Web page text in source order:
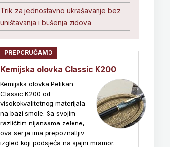
Trik za jednostavno ukrašavanje bez
uništavanja i bušenja zidova
PREPORUČAMO
Kemijska olovka Classic K200
Kemijska olovka Pelikan
Classic K200 od
visokokvalitetnog materijala
na bazi smole. Sa svojim
različitim nijansama zelene,
ova serija ima prepoznatljiv
izgled koji podsjeća na sjajni mramor.